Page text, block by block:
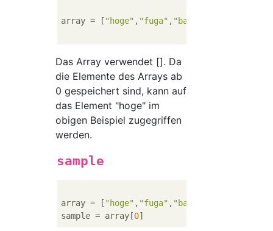
array = [ "hoge" , "fuga" , "bar"
Das Array verwendet []. Da
die Elemente des Arrays ab
0 gespeichert sind, kann auf
das Element "hoge" im
obigen Beispiel zugegriffen
werden.
sample
array = [ "hoge" , "fuga" , "bar"
sample = array[0